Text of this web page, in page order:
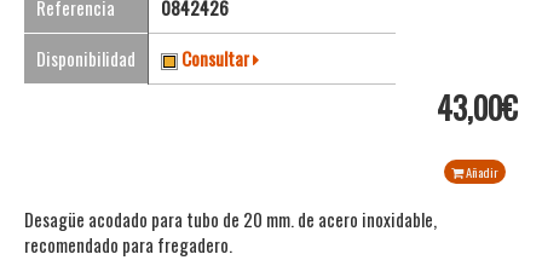
Referencia
0842426
Disponibilidad
Consultar
43,00€
Añadir
Desagüe acodado para tubo de 20 mm. de acero inoxidable,
recomendado para fregadero.